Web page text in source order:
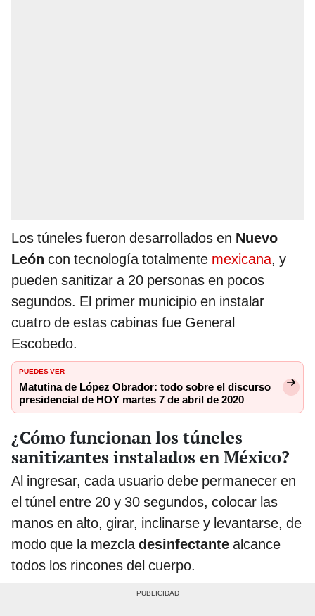
Los túneles fueron desarrollados en Nuevo
León con tecnología totalmente mexicana, y
pueden sanitizar a 20 personas en pocos
segundos. El primer municipio en instalar
cuatro de estas cabinas fue General
Escobedo.
PUEDES VER
Matutina de López Obrador: todo sobre el discurso
presidencial de HOY martes 7 de abril de 2020
¿Cómo funcionan los túneles
sanitizantes instalados en México?
Al ingresar, cada usuario debe permanecer en
el túnel entre 20 y 30 segundos, colocar las
manos en alto, girar, inclinarse y levantarse, de
modo que la mezcladesinfectante alcance
todos los rincones del cuerpo.